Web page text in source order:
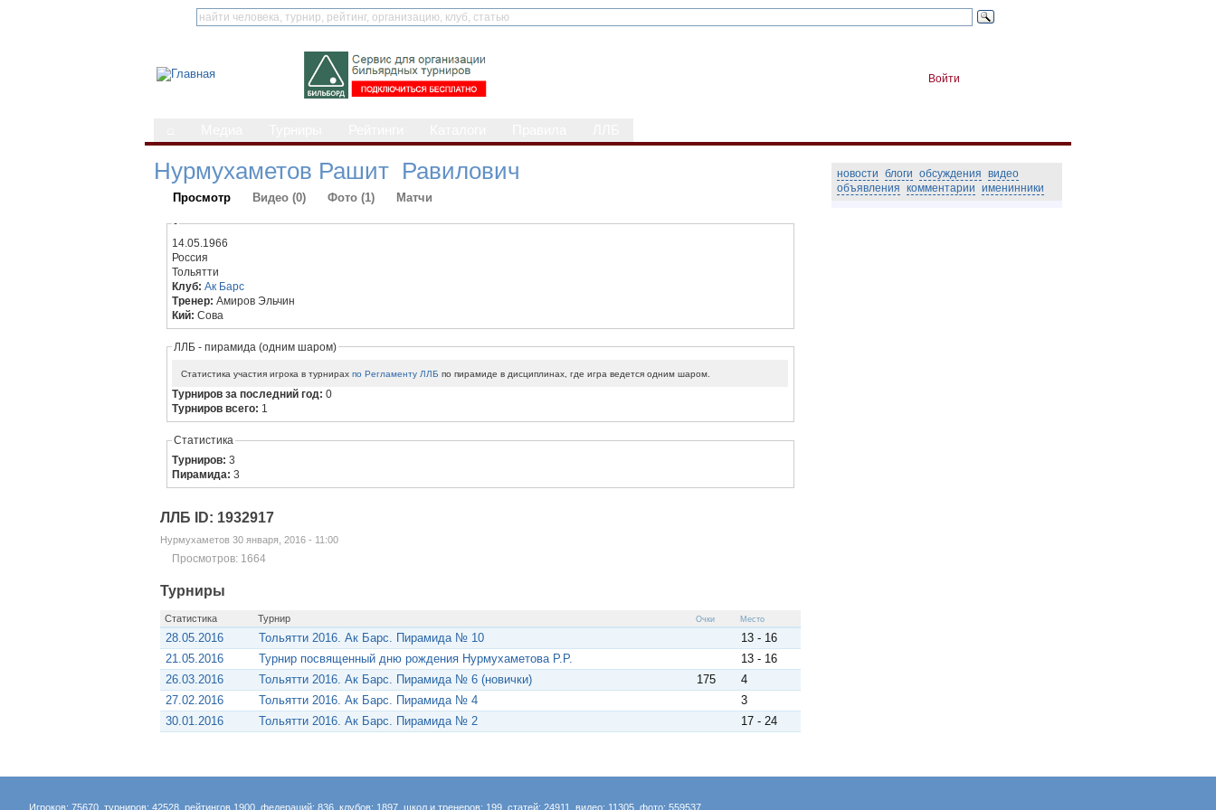
Войти
Нурмухаметов Рашит Равилович
Просмотр Видео (0) Фото (1) Матчи
-
14.05.1966
Россия
Тольятти
Клуб:Ак Барс
Тренер:Амиров Эльчин
Кий:Сова
ЛЛБ - пирамида (одним шаром)
Статистика участия игрока в турнирахпо Регламенту ЛЛБ по пирамиде в дисциплинах, где игра ведется одним шаром.
Турниров за последний год:0
Турниров всего: 1
Статистика
Турниров:3
Пирамида:3
ЛЛБ ID: 1932917
Нурмухаметов 30 января, 2016 - 11:00
Просмотров: 1664
Турниры
Статистика Турнир Очки Место
28.05.2016 Тольятти 2016. Ак Барс. Пирамида № 10
13 - 16
21.05.2016
Турнир посвященный дню рождения Нурмухаметова Р.Р.
13 - 16
26.03.2016
Тольятти 2016. Ак Барс. Пирамида № 6 (новички) 175
4
27.02.2016
Тольятти 2016. Ак Барс. Пирамида № 4
3
30.01.2016
Тольятти 2016. Ак Барс. Пирамида № 2 17 - 24
новости блоги обсуждения видео
объявления комментарии именинники
Игроков: 75670, турниров: 42528, рейтингов 1900, федераций: 836, клубов: 1897, школ и тренеров: 199, статей: 24911, видео: 11305, фото: 559537.